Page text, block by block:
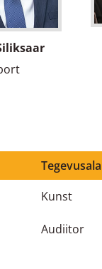
Tegevusala
Kunst
Audiitor